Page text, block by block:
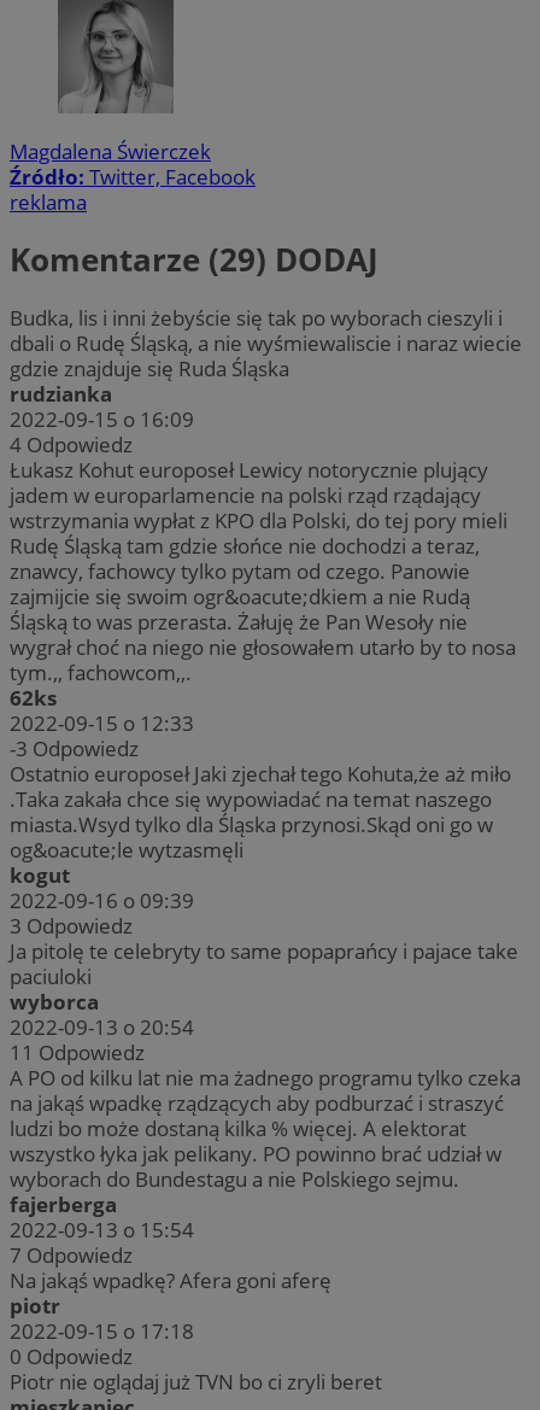
Magdalena Świerczek
Źródło: Twitter, Facebook
reklama
Komentarze (29) DODAJ
Budka, lis i inni żebyście się tak po wyborach cieszyli i
dbali o Rudę Śląską, a nie wyśmiewaliscie i naraz wiecie
gdzie znajduje się Ruda Śląska
rudzianka
2022-09-15 o 16:09
4 Odpowiedz
Łukasz Kohut europoseł Lewicy notorycznie plujący
jadem w europarlamencie na polski rząd rządający
wstrzymania wypłat z KPO dla Polski, do tej pory mieli
Rudę Śląską tam gdzie słońce nie dochodzi a teraz,
znawcy, fachowcy tylko pytam od czego. Panowie
zajmijcie się swoim ogr&oacute;dkiem a nie Rudą
Śląską to was przerasta. Żałuję że Pan Wesoły nie
wygrał choć na niego nie głosowałem utarło by to nosa
tym.,, fachowcom,,.
62ks
2022-09-15 o 12:33
-3 Odpowiedz
Ostatnio europoseł Jaki zjechał tego Kohuta,że aż miło
.Taka zakała chce się wypowiadać na temat naszego
miasta.Wsyd tylko dla Śląska przynosi.Skąd oni go w
og&oacute;le wytzasmęli
kogut
2022-09-16 o 09:39
3 Odpowiedz
Ja pitolę te celebryty to same popaprańcy i pajace take
paciuloki
wyborca
2022-09-13 o 20:54
11 Odpowiedz
A PO od kilku lat nie ma żadnego programu tylko czeka
na jakąś wpadkę rządzących aby podburzać i straszyć
ludzi bo może dostaną kilka % więcej. A elektorat
wszystko łyka jak pelikany. PO powinno brać udział w
wyborach do Bundestagu a nie Polskiego sejmu.
fajerberga
2022-09-13 o 15:54
7 Odpowiedz
Na jakąś wpadkę? Afera goni aferę
piotr
2022-09-15 o 17:18
0 Odpowiedz
Piotr nie oglądaj już TVN bo ci zryli beret